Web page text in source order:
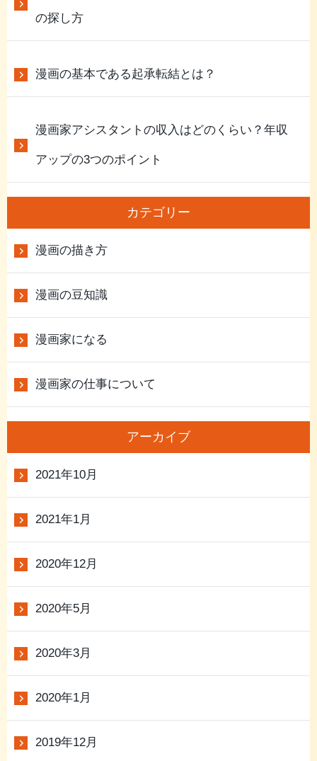
の探し方
漫画の基本である起承転結とは？
漫画家アシスタントの収入はどのくらい？年収
アップの3つのポイント
カテゴリー
漫画の描き方
漫画の豆知識
漫画家になる
漫画家の仕事について
アーカイブ
2021年10月
2021年1月
2020年12月
2020年5月
2020年3月
2020年1月
2019年12月